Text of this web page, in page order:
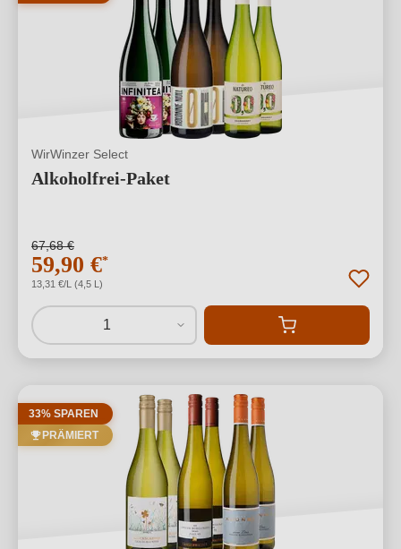
WirWinzer Select
Alkoholfrei-Paket
67,68 €
59,90 €*
13,31 €/L (4,5 L)
1
33% SPAREN
PRÄMIERT